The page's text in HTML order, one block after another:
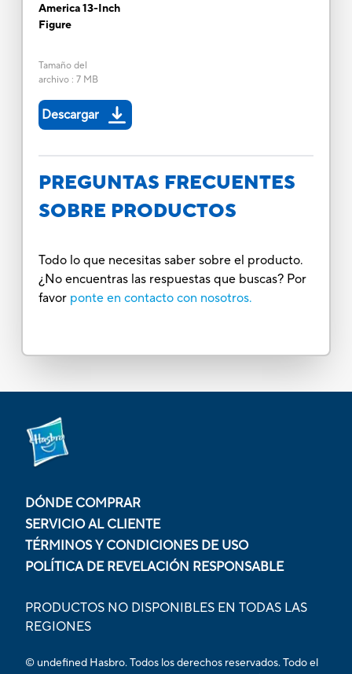
America 13-Inch
Figure
Tamaño del
archivo: 7 MB
Descargar
PREGUNTAS FRECUENTES
SOBRE PRODUCTOS
Todo lo que necesitas saber sobre el producto.
¿No encuentras las respuestas que buscas? Por
favor ponte en contacto con nosotros.
DÓNDE COMPRAR
SERVICIO AL CLIENTE
TÉRMINOS Y CONDICIONES DE USO
POLÍTICA DE REVELACIÓN RESPONSABLE
PRODUCTOS NO DISPONIBLES EN TODAS LAS
REGIONES
© undefined Hasbro. Todos los derechos reservados. Todo el